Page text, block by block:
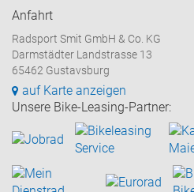
Anfahrt
Radsport Smit GmbH & Co. KG
Darmstädter Landstrasse 13
65462 Gustavsburg
auf Karte anzeigen
Unsere Bike-Leasing-Partner: